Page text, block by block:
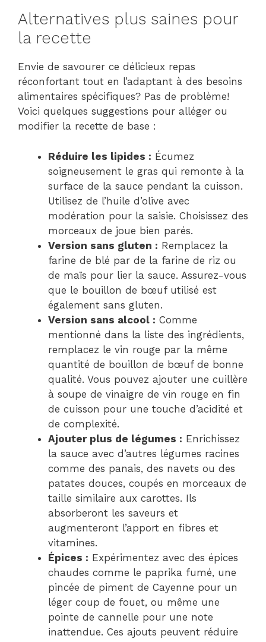
Alternatives plus saines pour
la recette
Envie de savourer ce délicieux repas
réconfortant tout en l’adaptant à des besoins
alimentaires spécifiques? Pas de problème!
Voici quelques suggestions pour alléger ou
modifier la recette de base :
Réduire les lipides : Écumez
soigneusement le gras qui remonte à la
surface de la sauce pendant la cuisson.
Utilisez de l’huile d’olive avec
modération pour la saisie. Choisissez des
morceaux de joue bien parés.
Version sans gluten : Remplacez la
farine de blé par de la farine de riz ou
de maïs pour lier la sauce. Assurez-vous
que le bouillon de bœuf utilisé est
également sans gluten.
Version sans alcool : Comme
mentionné dans la liste des ingrédients,
remplacez le vin rouge par la même
quantité de bouillon de bœuf de bonne
qualité. Vous pouvez ajouter une cuillère
à soupe de vinaigre de vin rouge en fin
de cuisson pour une touche d’acidité et
de complexité.
Ajouter plus de légumes : Enrichissez
la sauce avec d’autres légumes racines
comme des panais, des navets ou des
patates douces, coupés en morceaux de
taille similaire aux carottes. Ils
absorberont les saveurs et
augmenteront l’apport en fibres et
vitamines.
Épices : Expérimentez avec des épices
chaudes comme le paprika fumé, une
pincée de piment de Cayenne pour un
léger coup de fouet, ou même une
pointe de cannelle pour une note
inattendue. Ces ajouts peuvent réduire